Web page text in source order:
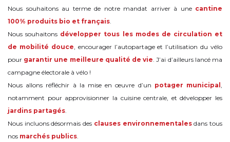
Nous souhaitons au terme de notre mandat arriver à une cantine
100% produits bio et français
Nous souhaitons développer tous les modes de circulation et
de mobilité douce , encourager l’autopartage et l’utilisation du vélo
pour garantir une meilleure qualité de vie . J’ai d’ailleurs lancé ma
campagne électorale à vélo !
Nous allons réfléchir à la mise en œuvre d’un potager municipal
notamment pour approvisionner la cuisine centrale, et développer les
jardins partagés
Nous incluons désormais des clauses environnementalesdans tous
nos marchés publics